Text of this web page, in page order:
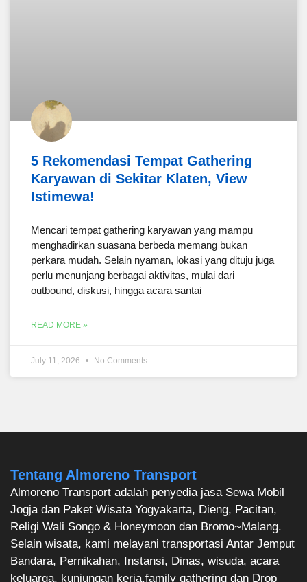
5 Rekomendasi Tempat Gathering
Karyawan di Sekitar Klaten, View
Istimewa!
Mencari tempat gathering karyawan yang mampu
menghadirkan suasana berbeda memang bukan
perkara mudah. Selain nyaman, lokasi yang dituju juga
perlu menunjang berbagai aktivitas, mulai dari
outbound, diskusi, hingga acara santai
READ MORE »
July 11, 2026 No Comments
Tentang Almoreno Transport
Almoreno Transport adalah penyedia jasa Sewa Mobil
Jogja dan Paket Wisata Yogyakarta, Dieng, Pacitan,
Religi Wali Songo & Honeymoon dan Bromo~Malang.
Selain wisata, kami melayani transportasi Antar Jemput
Bandara, Pernikahan, Instansi, Dinas, wisuda, acara
keluarga, kunjungan kerja,family gathering dan Drop